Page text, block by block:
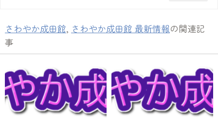
さわやか成田館, さわやか成田館 最新情報の関連記
事